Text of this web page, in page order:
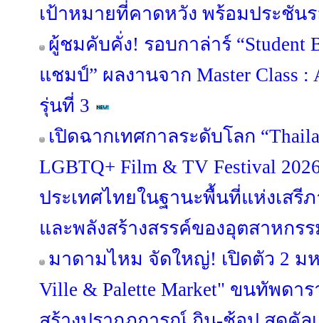
เป้าหมายที่คาดหวัง พร้อมประชัน
ผู้ชมคับคั่ง! รอบกาล่าร์ “Student
แชมป์” ผลงานจาก Master Class :
รุ่นที่ 3
เปิดฉากเทศกาลระดับโลก
LGBTQ+ Film & TV Festival
ประเทศไทยในฐานะพื้นที่แห่งเสรี
และพลังสร้างสรรค์ของอุตสาหกร
มาดามไหม จัดใหญ่! เปิดตัว 2 มห
Ville & Palette Market" ขนทัพดา